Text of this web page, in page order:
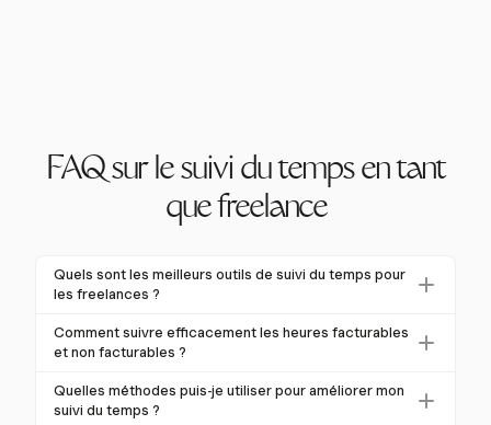
FAQ sur le suivi du temps en tant
que freelance
Quels sont les meilleurs outils de suivi du temps pour
les freelances ?
Harvest est l'un des meilleurs outils pour les
freelances, offrant des minuteurs à un clic et une
non facturables. Il s'intègre aux plateformes de
Comment suivre efficacement les heures facturables
et non facturables ?
Avec Harvest, les freelances peuvent facilement
différencier les heures facturables et non facturables
Quelles méthodes puis-je utiliser pour améliorer mon
suivi du temps ?